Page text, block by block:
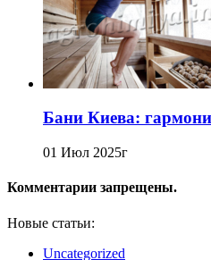
Бани Киева:
01 Июл 2025г
Комментарии запрещены.
Новые статьи:
Uncategorized